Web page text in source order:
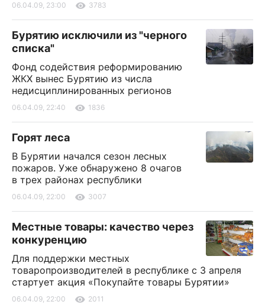
06.04.09, 23:00 3783
Бурятию исключили из "черного
списка"
Фонд содействия реформированию
ЖКХ вынес Бурятию из числа
недисциплинированных регионов
06.04.09, 22:40 1836
Горят леса
В Бурятии начался сезон лесных
пожаров. Уже обнаружено 8 очагов
в трех районах республики
06.04.09, 22:00 3007
Местные товары: качество через
конкуренцию
Для поддержки местных
товаропроизводителей в республике с 3 апреля
стартует акция «Покупайте товары Бурятии»
06.04.09, 22:00 2011